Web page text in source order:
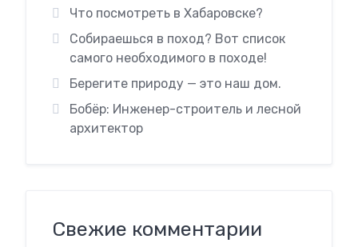
Что посмотреть в Хабаровске?
Собираешься в поход? Вот список
самого необходимого в походе!
Берегите природу — это наш дом.
Бобёр: Инженер-строитель и лесной
архитектор
Свежие комментарии